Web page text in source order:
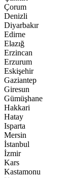
Çorum
Denizli
Diyarbakır
Edirne
Elazığ
Erzincan
Erzurum
Eskişehir
Gaziantep
Giresun
Gümüşhane
Hakkari
Hatay
Isparta
Mersin
İstanbul
İzmir
Kars
Kastamonu